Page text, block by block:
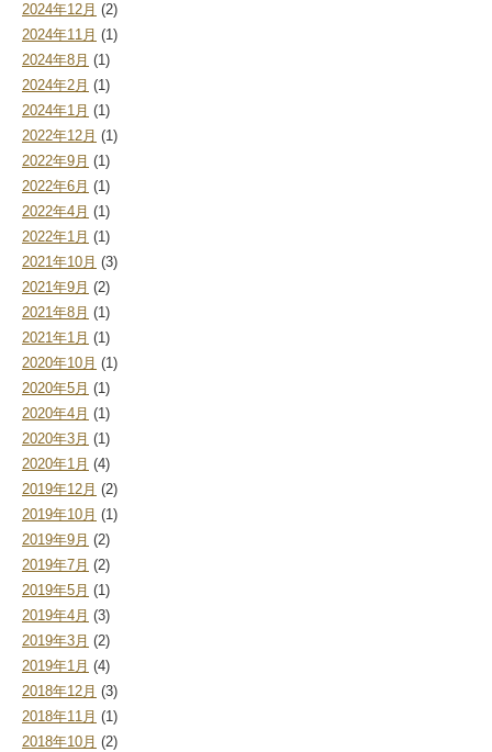
2024年12月 (2)
2024年11月 (1)
2024年8月 (1)
2024年2月 (1)
2024年1月 (1)
2022年12月 (1)
2022年9月 (1)
2022年6月 (1)
2022年4月 (1)
2022年1月 (1)
2021年10月 (3)
2021年9月 (2)
2021年8月 (1)
2021年1月 (1)
2020年10月 (1)
2020年5月 (1)
2020年4月 (1)
2020年3月 (1)
2020年1月 (4)
2019年12月 (2)
2019年10月 (1)
2019年9月 (2)
2019年7月 (2)
2019年5月 (1)
2019年4月 (3)
2019年3月 (2)
2019年1月 (4)
2018年12月 (3)
2018年11月 (1)
2018年10月 (2)